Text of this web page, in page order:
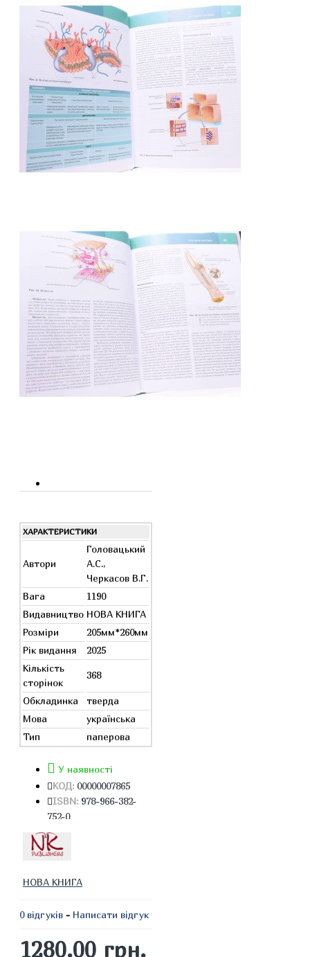
ХАРАКТЕРИСТИКИ
Автори
Головацький
А.С.,
Черкасов В.Г.
Вага
1190
Видавництво НОВА КНИГА
Розміри
205мм*260мм
Рік видання
2025
Кількість
сторінок
368
Обкладинка
тверда
Мова
українська
Тип
паперова
У наявності
КОД: 00000007865
ISBN: 978-966-382-
752-0
НОВА КНИГА
0 відгуків - Написати відгук
1280.00 грн.